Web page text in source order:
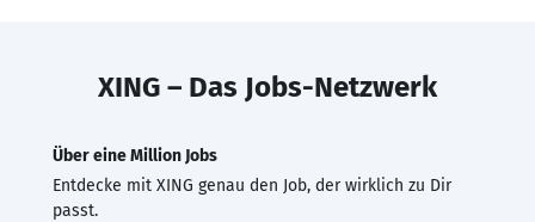
XING – Das Jobs-Netzwerk
Über eine Million Jobs
Entdecke mit XING genau den Job, der wirklich zu Dir
passt.